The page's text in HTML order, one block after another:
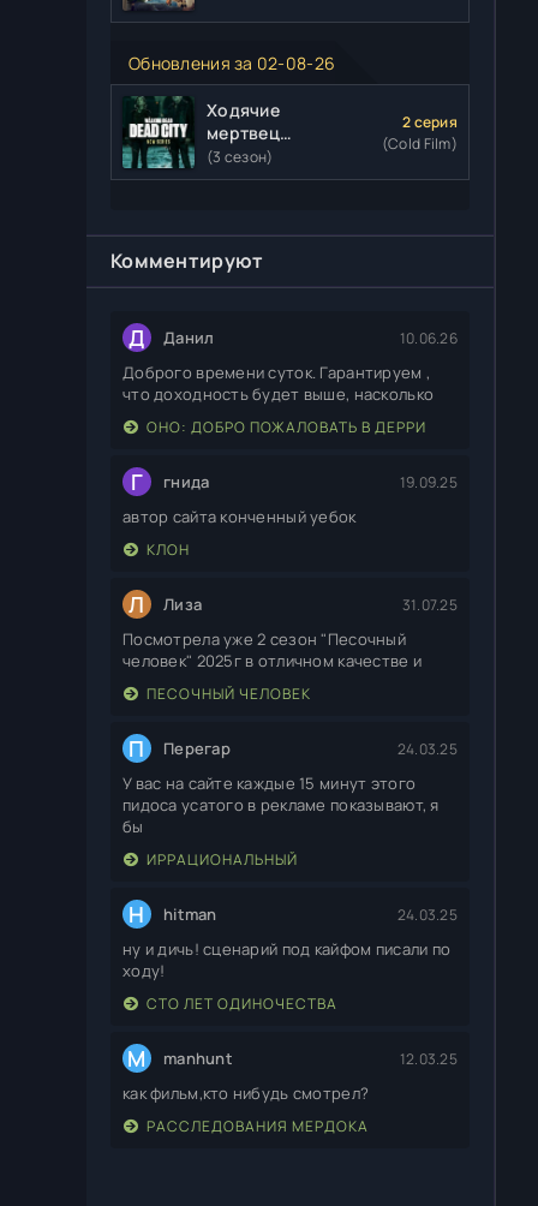
Обновления за 02-08-26
Ходячие
мертвецы:
Мертвый
город
(3 сезон)
2 серия
(Cold Film)
Комментируют
Д Данил 10.06.26
Доброго времени суток. Гарантируем ,
что доходность будет выше, насколько
ОНО: ДОБРО ПОЖАЛОВАТЬ В ДЕРРИ
Г гнида 19.09.25
автор сайта конченный уебок
КЛОН
Л Лиза 31.07.25
Посмотрела уже 2 сезон "Песочный
человек" 2025г в отличном качестве и
ПЕСОЧНЫЙ ЧЕЛОВЕК
П Перегар 24.03.25
У вас на сайте каждые 15 минут этого
пидоса усатого в рекламе показывают, я
бы
ИРРАЦИОНАЛЬНЫЙ
H hitman 24.03.25
ну и дичь! сценарий под кайфом писали по
ходу!
СТО ЛЕТ ОДИНОЧЕСТВА
M manhunt 12.03.25
как фильм,кто нибудь смотрел?
РАССЛЕДОВАНИЯ МЕРДОКА